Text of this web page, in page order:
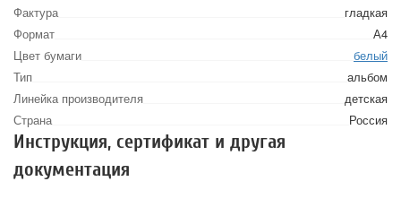
Фактура
гладкая
Формат
А4
Цвет бумаги
белый
Тип
альбом
Линейка производителя
детская
Страна
Россия
Инструкция, сертификат и другая
документация